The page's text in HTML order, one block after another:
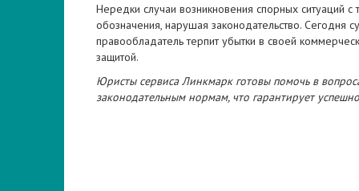
Нередки случаи возникновения спорных ситуаций
обозначения, нарушая законодательство. Сегодня
правообладатель терпит убытки в своей
защитой.
Юристы сервиса Линкмарк готовы помочь в
законодательным нормам, что гарантирует